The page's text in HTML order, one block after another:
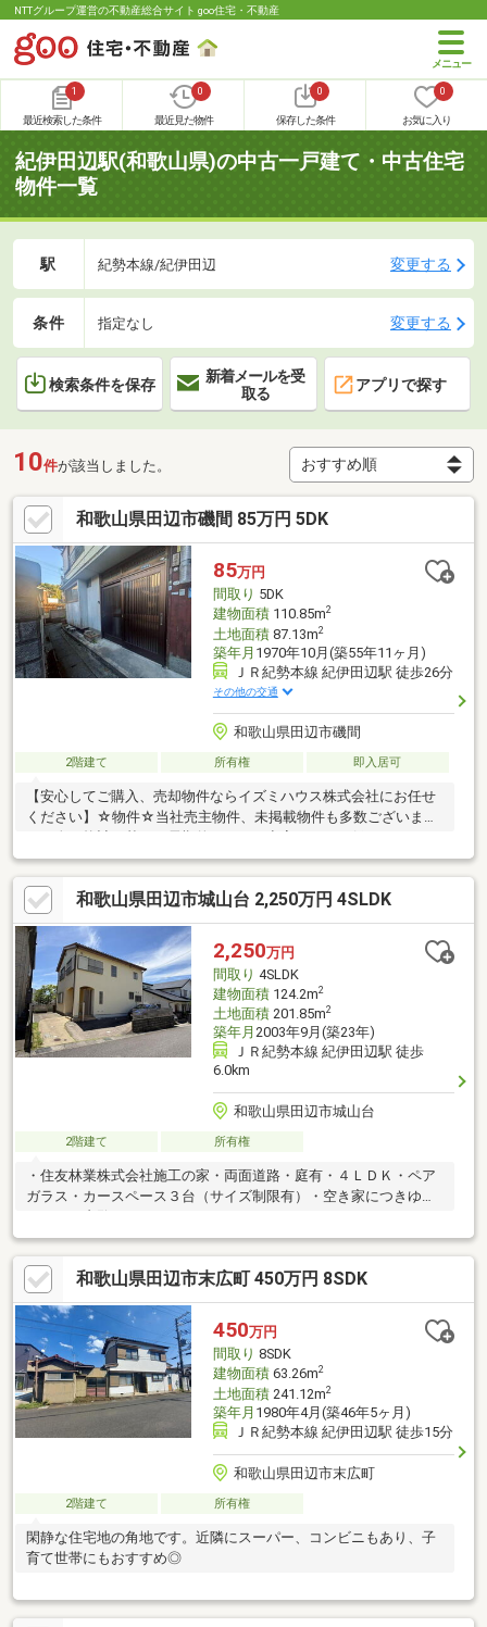
NTTグループ運営の不動産総合サイト goo住宅・不動産
1
最近検索した条件
0
最近見た物件
0
保存した条件
0
お気に入り
紀伊田辺駅(和歌山県)の中古一戸建て・中古住宅
物件一覧
駅 紀勢本線/紀伊田辺 変更する
条件 指定なし 変更する
検索条件を保存
新着メールを受
取る
アプリで探す
10件が該当しました。
和歌山県田辺市磯間 85万円 5DK
85万円
間取り 5DK
建物面積110.85m2
土地面積87.13m2
築年月 1970年10月(築55年11ヶ月)
ＪＲ紀勢本線 紀伊田辺駅 徒歩26分
その他の交通
和歌山県田辺市磯間
2階建て 所有権 即入居可
【安心してご購入、売却物件ならイズミハウス株式会社にお任せ
ください】☆物件☆当社売主物件、未掲載物件も多数ございま
特化しております。☆無料相談☆不動産投資をご検討されるにあ
たってお客様にどんなメリットがあるか、また、疑問点、ご不安
点などに対し丁寧にご説明致します。さらに、ご購入時のご資金
計画、ローン、節税対策についてもご説明致します。☆アフター
ケア☆ご購入後のアフターケアも当社にお任せ下さい。不動産全
般に関わるご相談も当社スタッフが分かりやすくご説明、ご対応
致します。◇まずはお気軽にお問い合わせ下さい◇
和歌山県田辺市城山台 2,250万円 4SLDK
2,250万円
間取り 4SLDK
建物面積124.2m2
土地面積201.85m2
築年月 2003年9月(築23年)
ＪＲ紀勢本線 紀伊田辺駅 徒歩
6.0km
和歌山県田辺市城山台
2階建て 所有権
・住友林業株式会社施工の家・両面道路・庭有・４ＬＤＫ・ペア
ガラス・カースペース３台（サイズ制限有）・空き家につきゆっ
和歌山県田辺市末広町 450万円 8SDK
450万円
間取り 8SDK
建物面積63.26m2
土地面積241.12m2
築年月 1980年4月(築46年5ヶ月)
ＪＲ紀勢本線 紀伊田辺駅 徒歩15分
和歌山県田辺市末広町
2階建て 所有権
閑静な住宅地の角地です。近隣にスーパー、コンビニもあり、子
育て世帯にもおすすめ◎